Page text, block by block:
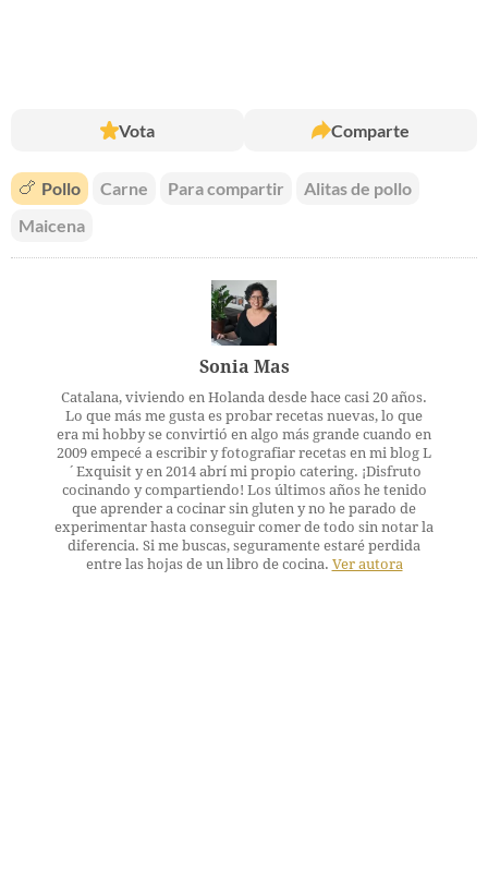
Vota Comparte
🍗 Pollo Carne Para compartir
Alitas de pollo
Maicena
Sonia Mas
Catalana, viviendo en Holanda desde hace casi 20 años.
Lo que más me gusta es probar recetas nuevas, lo que
era mi hobby se convirtió en algo más grande cuando en
2009 empecé a escribir y fotografiar recetas en mi blog L
´Exquisit y en 2014 abrí mi propio catering. ¡Disfruto
cocinando y compartiendo! Los últimos años he tenido
que aprender a cocinar sin gluten y no he parado de
experimentar hasta conseguir comer de todo sin notar la
diferencia. Si me buscas, seguramente estaré perdida
entre las hojas de un libro de cocina. Ver autora